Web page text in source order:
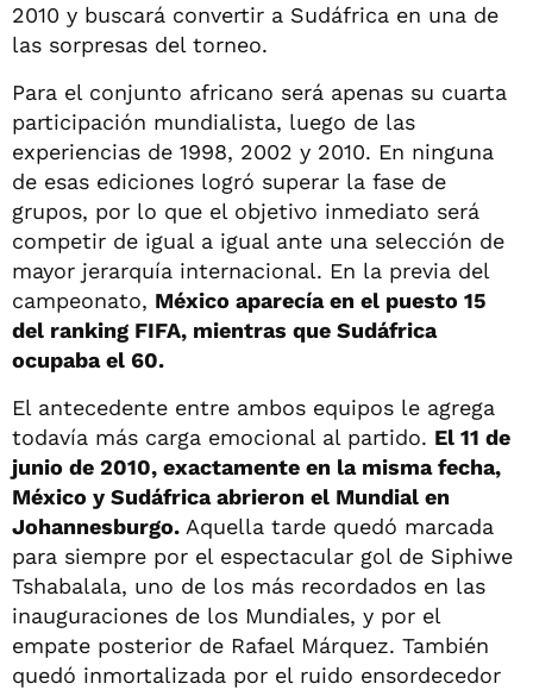
2010 y buscará convertir a Sudáfrica en una de
las sorpresas del torneo.
Para el conjunto africano será apenas su cuarta
participación mundialista, luego de las
experiencias de 1998, 2002 y 2010. En ninguna
de esas ediciones logró superar la fase de
grupos, por lo que el objetivo inmediato será
competir de igual a igual ante una selección de
mayor jerarquía internacional. En la previa del
campeonato, México aparecía en el puesto 15
del ranking FIFA, mientras que Sudáfrica
ocupaba el 60.
El antecedente entre ambos equipos le agrega
todavía más carga emocional al partido. El 11 de
junio de 2010, exactamente en la misma fecha,
México y Sudáfrica abrieron el Mundial en
Johannesburgo. Aquella tarde quedó marcada
para siempre por el espectacular gol de Siphiwe
Tshabalala, uno de los más recordados en las
inauguraciones de los Mundiales, y por el
empate posterior de Rafael Márquez. También
quedó inmortalizada por el ruido ensordecedor